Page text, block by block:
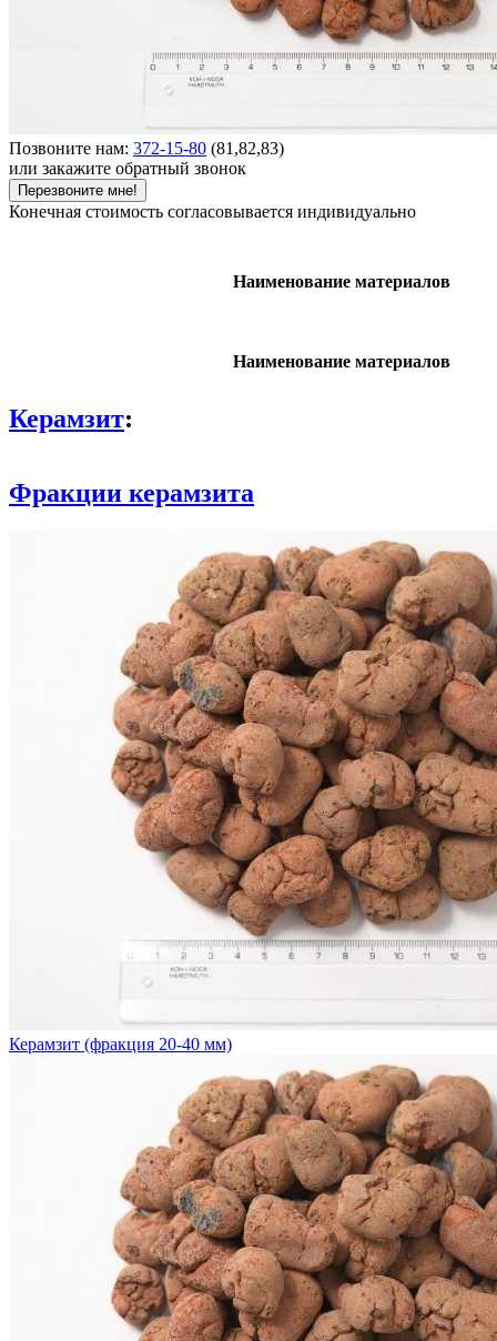
Позвоните нам: 372-15-80 (81,82,83)
или закажите обратный звонок
Перезвоните мне!
Конечная стоимость согласовывается индивидуально
Наименование материалов
Наименование материалов
Керамзит:
Фракции керамзита
Керамзит (фракция 20-40 мм)